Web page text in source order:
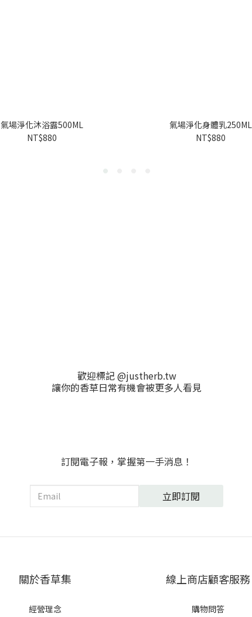
氣場淨化沐浴露500ML
NT$880
氣場淨化身體乳250ML
NT$880
歡迎標記 @justherb.tw
讓你的香草日常有機會被更多人看見
訂閱電子報，掌握第一手消息！
立即訂閱
關於香草集
經營理念
線上商店顧客服務
購物問答